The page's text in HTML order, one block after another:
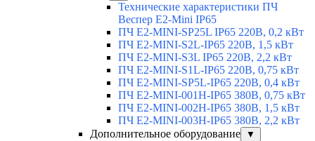
Технические характеристики ПЧ
Веспер E2-Mini IP65
ПЧ E2-MINI-SP25L IP65 220В, 0,2 кВт
ПЧ E2-MINI-S2L-IP65 220В, 1,5 кВт
ПЧ E2-MINI-S3L IP65 220В, 2,2 кВт
ПЧ E2-MINI-S1L-IP65 220В, 0,75 кВт
ПЧ E2-MINI-SP5L-IP65 220В, 0,4 кВт
ПЧ E2-MINI-001H-IP65 380В, 0,75 кВт
ПЧ E2-MINI-002H-IP65 380В, 1,5 кВт
ПЧ E2-MINI-003H-IP65 380В, 2,2 кВт
Дополнительное оборудование
▼